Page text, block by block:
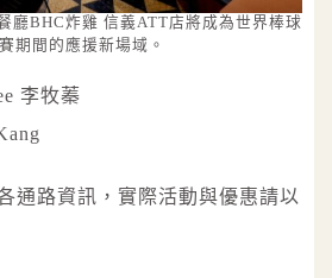
廳BHC炸雞 信義ATT店將成為世界棒球
期間的應援新場域。
李牧蓁
通路資訊，實際活動與優惠請以